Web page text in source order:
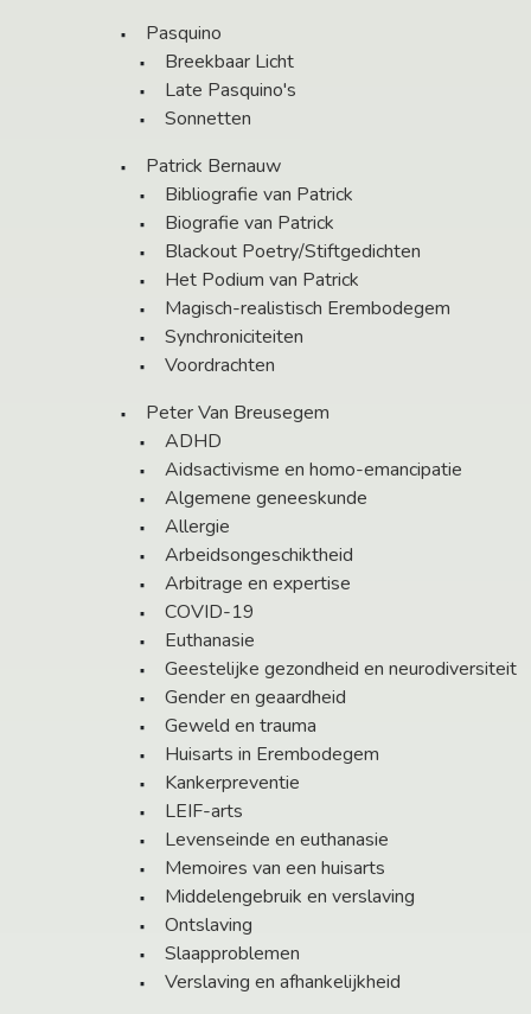
Pasquino
Breekbaar Licht
Late Pasquino's
Sonnetten
Patrick Bernauw
Bibliografie van Patrick
Biografie van Patrick
Blackout Poetry/Stiftgedichten
Het Podium van Patrick
Magisch-realistisch Erembodegem
Synchroniciteiten
Voordrachten
Peter Van Breusegem
ADHD
Aidsactivisme en homo-emancipatie
Algemene geneeskunde
Allergie
Arbeidsongeschiktheid
Arbitrage en expertise
COVID-19
Euthanasie
Geestelijke gezondheid en neurodiversiteit
Gender en geaardheid
Geweld en trauma
Huisarts in Erembodegem
Kankerpreventie
LEIF-arts
Levenseinde en euthanasie
Memoires van een huisarts
Middelengebruik en verslaving
Ontslaving
Slaapproblemen
Verslaving en afhankelijkheid